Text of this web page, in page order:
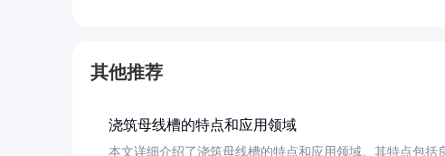
其他推荐
浇筑母线槽的特点和应用领域
本文详细介绍了浇筑母线槽的特点和应用领域。其特点包